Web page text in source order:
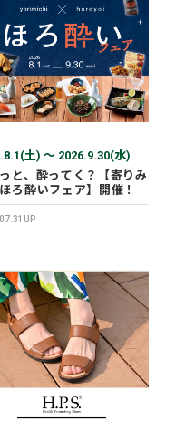
2026年03月
2026年02月
2025年12月
2025年11月
2025年10月
土) 〜 2026.9.30(水)
と、酔ってく？【寄りみ
ろ酔いフェア】開催！